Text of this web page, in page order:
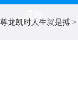
尊龙凯时人生就是搏 >